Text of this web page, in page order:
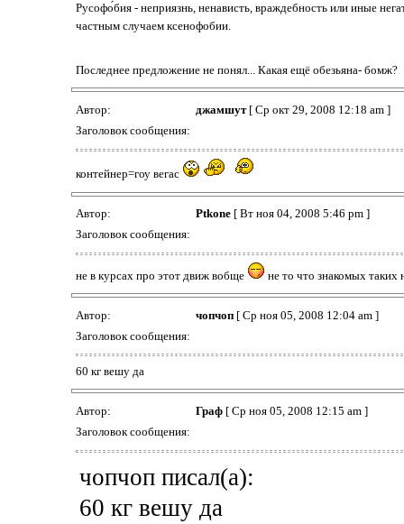
Русофо́бия - неприязнь, ненависть, враждебность или иные
частным случаем ксенофобии.
Последнее предложение не понял... Какая ещё обезьяна- бомж?
Автор: джамшут[ Ср окт 29, 2008 12:18 am ]
Заголовок сообщения:
контейнер=гоу вегас
Автор: Ptkone[ Вт ноя 04, 2008 5:46 pm ]
Заголовок сообщения:
не в курсах про этот движ вобще не то что знакомых таких
Автор: чопчоп[ Ср ноя 05, 2008 12:04 am ]
Заголовок сообщения:
60 кг вешу да
Автор: Граф[ Ср ноя 05, 2008 12:15 am ]
Заголовок сообщения:
чопчоп писал(а):
60 кг вешу да